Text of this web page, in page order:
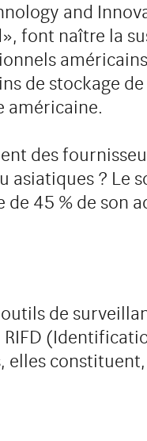
and
font naître la
de stockage
américaine.
des
? Le
45 % de son
de
elles